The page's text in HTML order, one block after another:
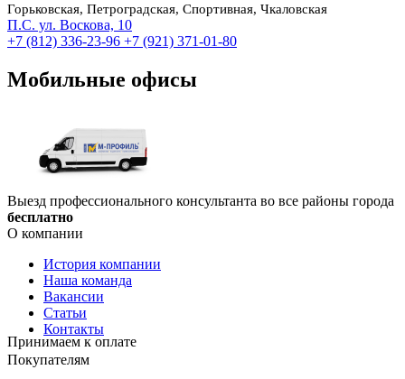
Горьковская, Петроградская, Спортивная, Чкаловская
П.С. ул. Воскова, 10
+7 (812) 336-23-96 +7 (921) 371-01-80
Мобильные офисы
Выезд профессионального консультанта во все районы города
бесплатно
О компании
История компании
Наша команда
Вакансии
Статьи
Контакты
Покупателям
Принимаем к оплате